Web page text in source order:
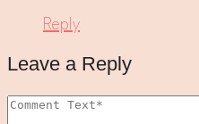
Reply
Leave a Reply